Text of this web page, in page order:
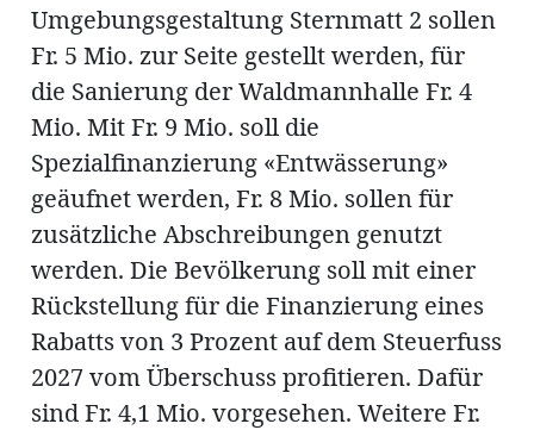
Umgebungsgestaltung Sternmatt 2 sollen
Fr. 5 Mio. zur Seite gestellt werden, für
die Sanierung der Waldmannhalle Fr. 4
Mio. Mit Fr. 9 Mio. soll die
Spezialfinanzierung «Entwässerung»
geäufnet werden, Fr. 8 Mio. sollen für
zusätzliche Abschreibungen genutzt
werden. Die Bevölkerung soll mit einer
Rückstellung für die Finanzierung eines
Rabatts von 3 Prozent auf dem Steuerfuss
2027 vom Überschuss profitieren. Dafür
sind Fr. 4,1 Mio. vorgesehen. Weitere Fr.